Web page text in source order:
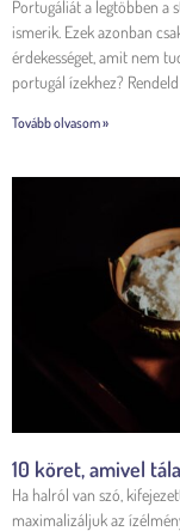
Portugáliát a legtöbben a
ismerik. Ezek azonban
érdekességet, amit nem
portugál ízekhez?
Tovább olvasom »
10 köret, amivel
Ha halról van szó,
maximalizáljuk az